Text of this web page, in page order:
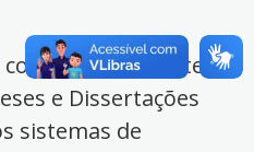
a Biblioteca
e Dissertações
sistemas de